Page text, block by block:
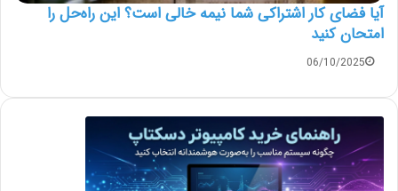
آیا فضای کار اشتراکی شما نیمه‌ خالی است؟ این راه‌حل را
امتحان کنید
06/10/2025